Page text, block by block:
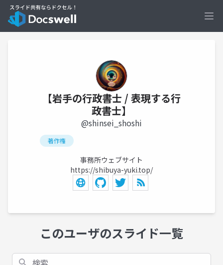
【岩手の行政書士 / 表現する行
政書士】
@shinsei_shoshi
著作権
事務所ウェブサイト
https://shibuya-yuki.top/
このユーザのスライド一覧
検索